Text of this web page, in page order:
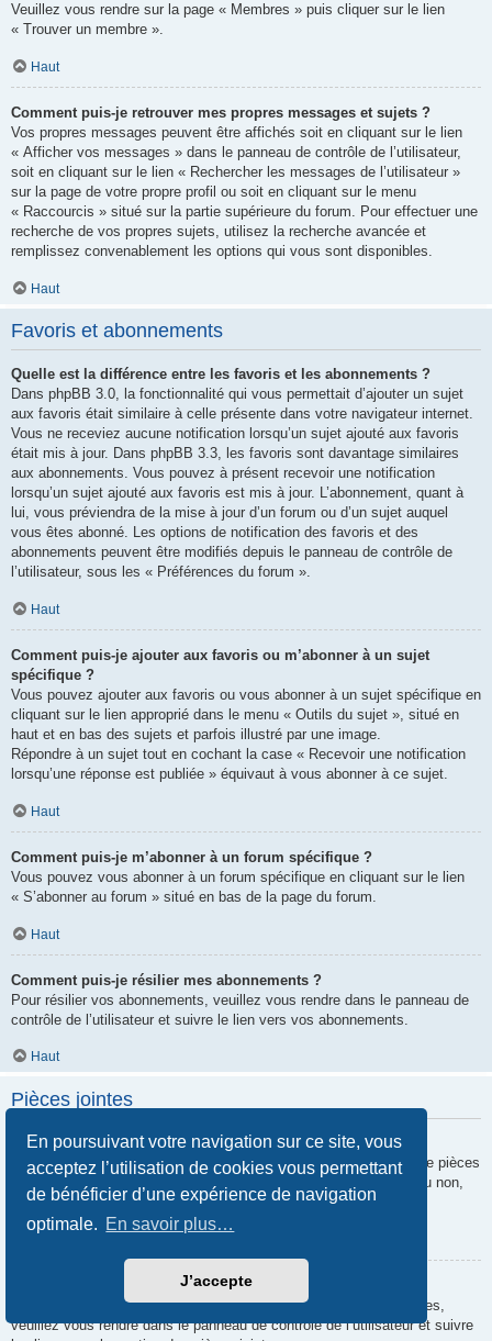
En poursuivant votre navigation sur ce site, vous
acceptez l’utilisation de cookies vous permettant
de bénéficier d’une expérience de navigation
optimale. En savoir plus…
J’accepte
Veuillez vous rendre sur la page « Membres » puis cliquer sur le lien
« Trouver un membre ».
Haut
Comment puis-je retrouver mes propres messages et sujets ?
Vos propres messages peuvent être affichés soit en cliquant sur le lien
« Afficher vos messages » dans le panneau de contrôle de l’utilisateur,
soit en cliquant sur le lien « Rechercher les messages de l’utilisateur »
sur la page de votre propre profil ou soit en cliquant sur le menu
« Raccourcis » situé sur la partie supérieure du forum. Pour effectuer une
recherche de vos propres sujets, utilisez la recherche avancée et
remplissez convenablement les options qui vous sont disponibles.
Haut
Favoris et abonnements
Quelle est la différence entre les favoris et les abonnements ?
Dans phpBB 3.0, la fonctionnalité qui vous permettait d’ajouter un sujet
aux favoris était similaire à celle présente dans votre navigateur internet.
Vous ne receviez aucune notification lorsqu’un sujet ajouté aux favoris
était mis à jour. Dans phpBB 3.3, les favoris sont davantage similaires
aux abonnements. Vous pouvez à présent recevoir une notification
lorsqu’un sujet ajouté aux favoris est mis à jour. L’abonnement, quant à
lui, vous préviendra de la mise à jour d’un forum ou d’un sujet auquel
vous êtes abonné. Les options de notification des favoris et des
abonnements peuvent être modifiés depuis le panneau de contrôle de
l’utilisateur, sous les « Préférences du forum ».
Haut
Comment puis-je ajouter aux favoris ou m’abonner à un sujet
spécifique ?
Vous pouvez ajouter aux favoris ou vous abonner à un sujet spécifique en
cliquant sur le lien approprié dans le menu « Outils du sujet », situé en
haut et en bas des sujets et parfois illustré par une image.
Répondre à un sujet tout en cochant la case « Recevoir une notification
lorsqu’une réponse est publiée » équivaut à vous abonner à ce sujet.
Haut
Comment puis-je m’abonner à un forum spécifique ?
Vous pouvez vous abonner à un forum spécifique en cliquant sur le lien
« S’abonner au forum » situé en bas de la page du forum.
Haut
Comment puis-je résilier mes abonnements ?
Pour résilier vos abonnements, veuillez vous rendre dans le panneau de
contrôle de l’utilisateur et suivre le lien vers vos abonnements.
Haut
Pièces jointes
Quelles pièces jointes sont autorisées sur ce forum ?
Chaque administrateur peut autoriser ou interdire certains types de pièces
jointes. Si vous n’êtes pas certain de savoir ce qui est autorisé ou non,
nous vous invitons à contacter un administrateur du forum.
Comment puis-je retrouver toutes mes pièces jointes ?
Pour retrouver la liste des pièces jointes que vous avez transférées,
veuillez vous rendre dans le panneau de contrôle de l’utilisateur et suivre